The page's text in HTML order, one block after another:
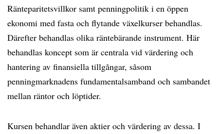
Ränteparitetsvillkor samt penningpolitik i en öppen
ekonomi med fasta och flytande växelkurser behandlas.
Därefter behandlas olika räntebärande instrument. Här
behandlas koncept som är centrala vid värdering och
hantering av finansiella tillgångar, såsom
penningmarknadens fundamentalsamband och sambandet
mellan räntor och löptider.
Kursen behandlar även aktier och värdering av dessa. I